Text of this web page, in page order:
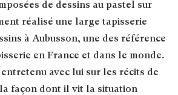
de dessins au pastel sur
réalisé une large tapisserie
à Aubusson, une des référence
en France et dans le monde.
entretenu avec lui sur les récits de
façon dont il vit la situation